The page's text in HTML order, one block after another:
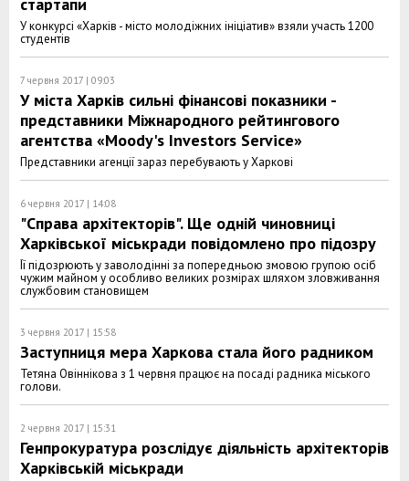
У конкурсі «Харків - місто молодіжних ініціатив» взяли участь 1200
студентів
7 червня 2017 | 09:03
У міста Харків сильні фінансові показники -
представники Міжнародного рейтингового
агентства «Moody's Investors Service»
Представники агенції зараз перебувають у Харкові
6 червня 2017 | 14:08
"Справа архітекторів". Ще одній чиновниці
Харківської міськради повідомлено про підозру
Її підозрюють у заволодінні за попередньою змовою групою осіб
чужим майном у особливо великих розмірах шляхом зловживання
службовим становищем
3 червня 2017 | 15:58
Заступниця мера Харкова стала його радником
Тетяна Овіннікова з 1 червня працює на посаді радника міського
голови.
2 червня 2017 | 15:31
Генпрокуратура розслідує діяльність архітекторів
Харківській міськради